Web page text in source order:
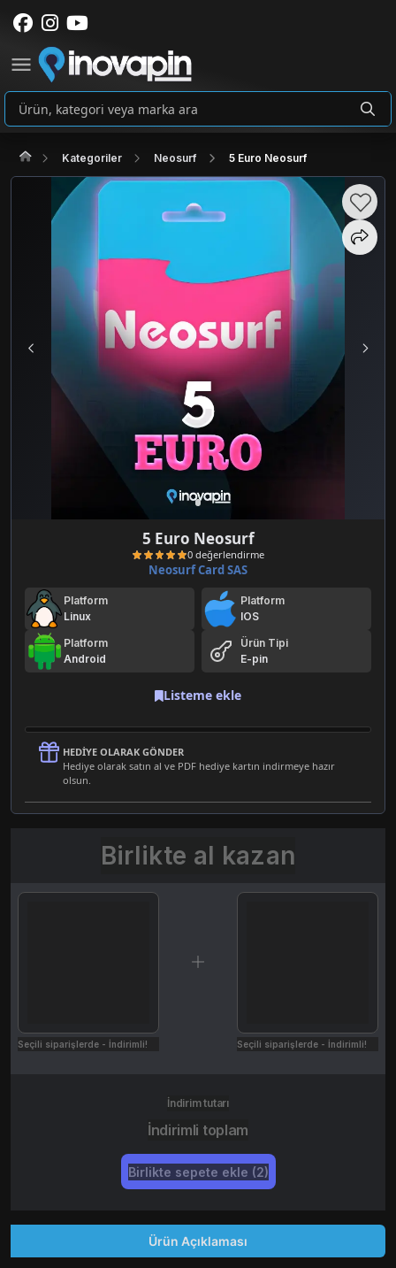
Kategoriler Neosurf 5 Euro Neosurf
5 Euro Neosurf
0 değerlendirme
Neosurf Card SAS
Platform
Linux
Platform
IOS
Platform
Android
Ürün Tipi
E-pin
Listeme ekle
HEDIYE OLARAK GÖNDER
Hediye olarak satın al ve PDF hediye kartın indirmeye hazır
olsun.
Birlikte al kazan
Seçili siparişlerde - İndirimli! Seçili siparişlerde - İndirimli!
İndirim tutarı
İndirimli toplam
Birlikte sepete ekle (2)
Ürün Açıklaması